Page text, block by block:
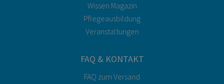
Wissen Magazin
Pflegeausbildung
Veranstaltungen
FAQ & KONTAKT
FAQ zum Versand